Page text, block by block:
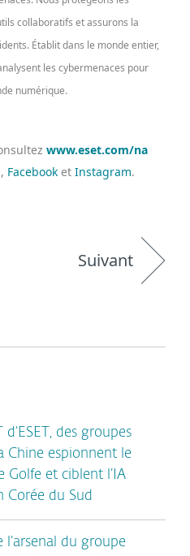
collaboratifs et assurons la
Établit dans le monde entier,
les cybermenaces pour
numérique.
www.eset.com/na
, Facebook et Instagram.
Suivant
d’ESET, des groupes
Chine espionnent le
Golfe et ciblent l’IA
Corée du Sud
l’arsenal du groupe